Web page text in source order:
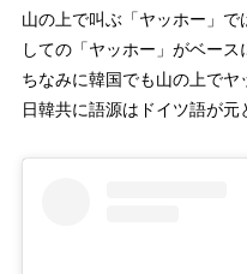
山の上で叫ぶ「ヤッホー」で
しての「ヤッホー」がベース
ちなみに韓国でも山の上でヤ
日韓共に語源はドイツ語が元